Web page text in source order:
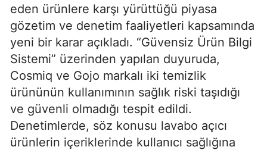
eden ürünlere karşı yürüttüğü piyasa
gözetim ve denetim faaliyetleri kapsamında
yeni bir karar açıkladı. “Güvensiz Ürün Bilgi
Sistemi” üzerinden yapılan duyuruda,
Cosmiq ve Gojo markalı iki temizlik
ürününün kullanımının sağlık riski taşıdığı
ve güvenli olmadığı tespit edildi.
Denetimlerde, söz konusu lavabo açıcı
ürünlerin içeriklerinde kullanıcı sağlığına